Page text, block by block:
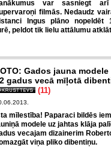
var sasniegt
filmās. Nedaudz
Ingus plāno
peldot tik lielu attālumu
Gados jauna
gadus vecā mīļotā
(11)
mīlestība! Paparaci bildēs
modele uz jahtas klāja
vecajam dizainerim
viņa pliko dibentiņu.